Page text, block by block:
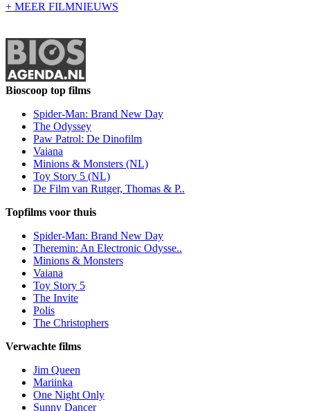
+ MEER FILMNIEUWS
Bioscoop top films
Spider-Man: Brand New Day
The Odyssey
Paw Patrol: De Dinofilm
Vaiana
Minions & Monsters (NL)
Toy Story 5 (NL)
De Film van Rutger, Thomas & P..
Topfilms voor thuis
Spider-Man: Brand New Day
Theremin: An Electronic Odysse..
Minions & Monsters
Vaiana
Toy Story 5
The Invite
Polis
The Christophers
Verwachte films
Jim Queen
Mariinka
One Night Only
Sunny Dancer